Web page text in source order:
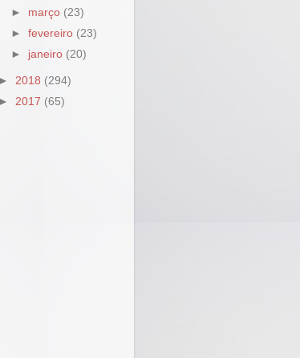
► março (23)
►fevereiro (23)
► janeiro (20)
► 2018 (294)
► 2017 (65)